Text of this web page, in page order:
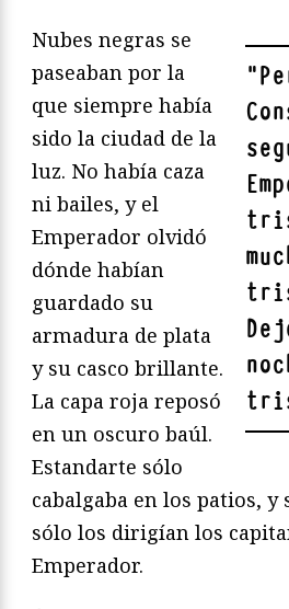
"
Nubes negras se
paseaban por la
que siempre había
sido la ciudad de la
luz. No había caza
ni bailes, y el
Emperador olvidó
dónde habían
guardado su
armadura de plata
y su casco brillante.
La capa roja reposó
en un oscuro baúl.
Estandarte sólo
cabalgaba en los patios, y
sólo los dirigían los
Emperador.